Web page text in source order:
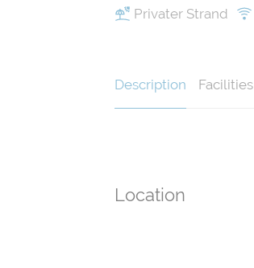
Privater Strand
Description Facilities
Location